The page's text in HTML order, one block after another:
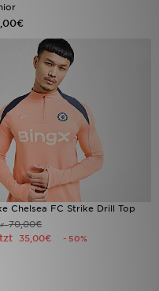
Chelsea FC Strike Drill Top
70,00€
35,00€ - 50%